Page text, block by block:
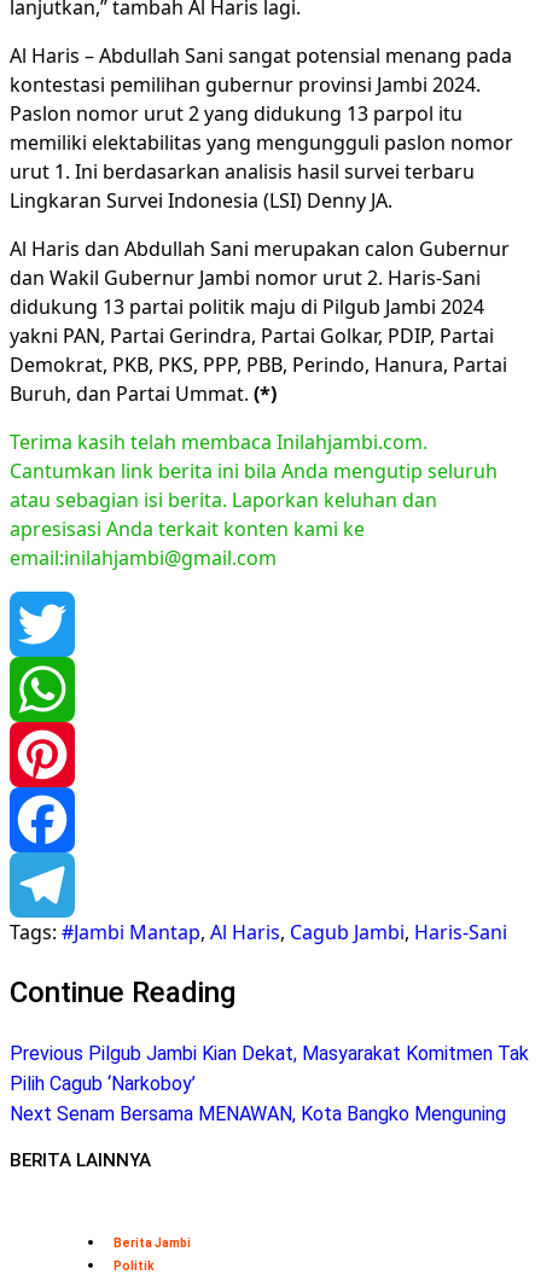
lanjutkan,” tambah Al Haris lagi.
Al Haris – Abdullah Sani sangat potensial menang pada
kontestasi pemilihan gubernur provinsi Jambi 2024.
Paslon nomor urut 2 yang didukung 13 parpol itu
memiliki elektabilitas yang mengungguli paslon nomor
urut 1. Ini berdasarkan analisis hasil survei terbaru
Lingkaran Survei Indonesia (LSI) Denny JA.
Al Haris dan Abdullah Sani merupakan calon Gubernur
dan Wakil Gubernur Jambi nomor urut 2. Haris-Sani
didukung 13 partai politik maju di Pilgub Jambi 2024
yakni PAN, Partai Gerindra, Partai Golkar, PDIP, Partai
Demokrat, PKB, PKS, PPP, PBB, Perindo, Hanura, Partai
Buruh, dan Partai Ummat. (*)
Terima kasih telah membaca Inilahjambi.com.
Cantumkan link berita ini bila Anda mengutip seluruh
atau sebagian isi berita. Laporkan keluhan dan
apresisasi Anda terkait konten kami ke
email:inilahjambi@gmail.com
Twitter
WhatsApp
Pinterest
Facebook
Telegram
Tags: #Jambi Mantap, Al Haris, Cagub Jambi, Haris-Sani
Continue Reading
Previous Pilgub Jambi Kian Dekat, Masyarakat Komitmen Tak
Pilih Cagub ‘Narkoboy’
Next Senam Bersama MENAWAN, Kota Bangko Menguning
BERITA LAINNYA
Berita Jambi
Politik